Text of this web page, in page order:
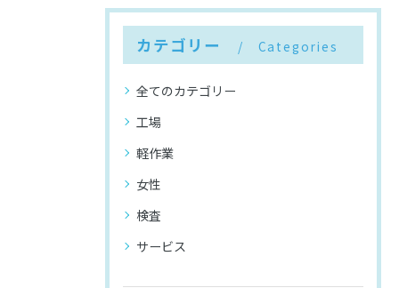
カテゴリー Categories
全てのカテゴリー
工場
軽作業
女性
検査
サービス